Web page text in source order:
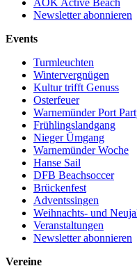
AOK Active Beach
Newsletter abonnieren
Events
Turmleuchten
Wintervergnügen
Kultur trifft Genuss
Osterfeuer
Warnemünder Port
Frühlingslandgang
Nieger Ümgang
Warnemünder Woche
Hanse Sail
DFB Beachsoccer
Brückenfest
Adventssingen
Weihnachts- und
Veranstaltungen
Newsletter abonnieren
Vereine